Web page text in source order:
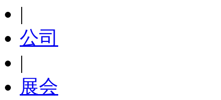
|
公司
|
展会